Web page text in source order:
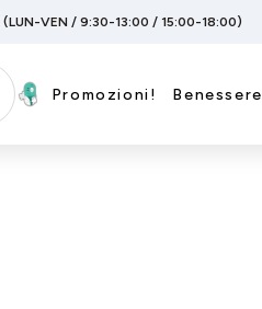
(LUN-VEN / 9:30-13:00 / 15:00-18:00)
Promozioni! Benessere